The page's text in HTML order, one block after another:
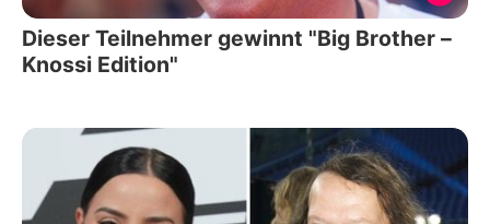
Dieser Teilnehmer gewinnt "Big Brother –
Knossi Edition"